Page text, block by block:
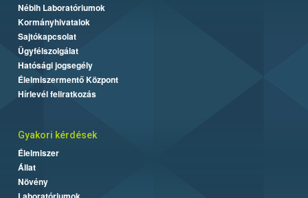
Nébih Laboratóriumok
Kormányhivatalok
Sajtókapcsolat
Ügyfélszolgálat
Hatósági jogsegély
Élelmiszermentő Központ
Hírlevél feliratkozás
Gyakori kérdések
Élelmiszer
Állat
Növény